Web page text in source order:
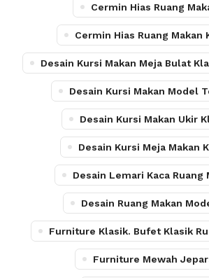
Cermin Hias Ruang
Cermin Hias Ruang Makan
Desain Kursi Makan Meja Bulat
Desain Kursi Makan Model
Desain Kursi Makan Ukir
Desain Kursi Meja Makan
Desain Lemari Kaca Ruang
Desain Ruang Makan
Furniture Klasik. Bufet Klasik
Furniture Mewah